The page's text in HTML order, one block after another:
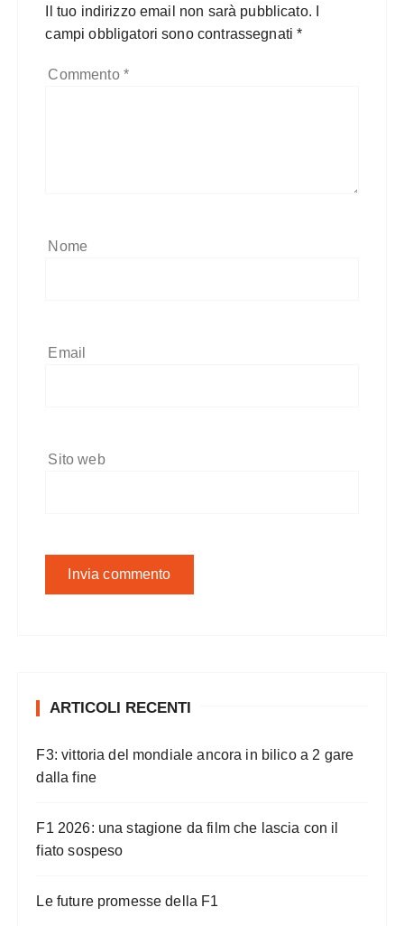
Il tuo indirizzo email non sarà pubblicato.
campi obbligatori sono contrassegnati*
Commento *
Nome
Email
Sito web
ARTICOLI RECENTI
F3: vittoria del mondiale ancora in bilico a 2 gare
dalla fine
F1 2026: una stagione da film che lascia con il
fiato sospeso
Le future promesse della F1